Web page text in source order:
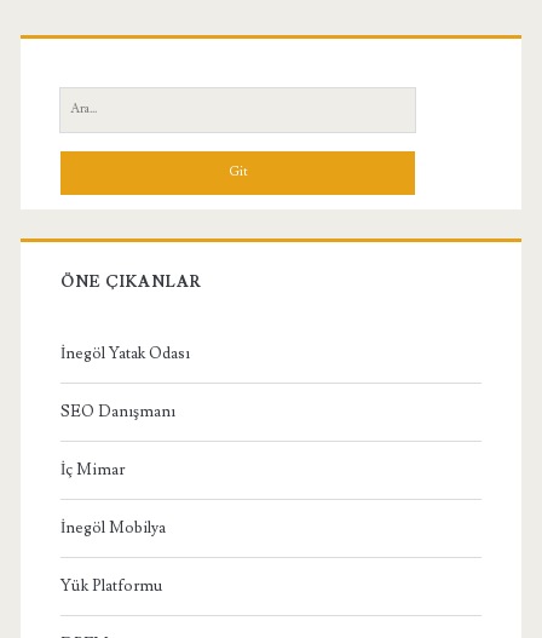
Birincil
Yan
Menü
Ara:
ÖNE ÇIKANLAR
İnegöl Yatak Odası
SEO Danışmanı
İç Mimar
İnegöl Mobilya
Yük Platformu